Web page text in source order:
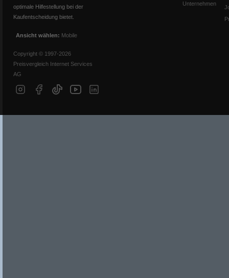
optimale Hilfestellung bei der
Kaufentscheidung bietet.
Ansicht wählen: Mobile
Copyright © 1997-2026
Preisvergleich Internet Services
AG
Unternehmen